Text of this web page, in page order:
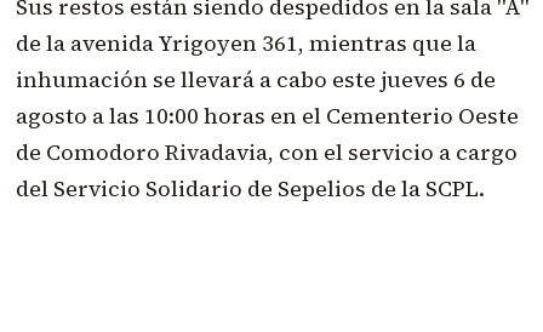
Sus restos están siendo despedidos en la sala "A"
de la avenida Yrigoyen 361, mientras que la
inhumación se llevará a cabo este jueves 6 de
agosto a las 10:00 horas en el Cementerio Oeste
de Comodoro Rivadavia, con el servicio a cargo
del Servicio Solidario de Sepelios de la SCPL.